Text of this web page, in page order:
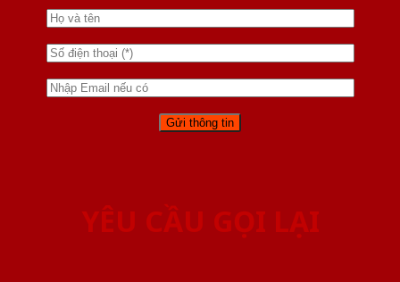
YÊU CẦU GỌI LẠI